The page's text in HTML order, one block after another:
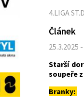
4.LIGA
Článek
25.3.2025
Starší
soupeře
Branky: